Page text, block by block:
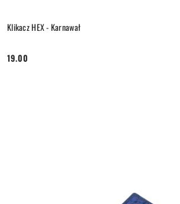
Klikacz HEX - Karnawał
Cena:
19.00